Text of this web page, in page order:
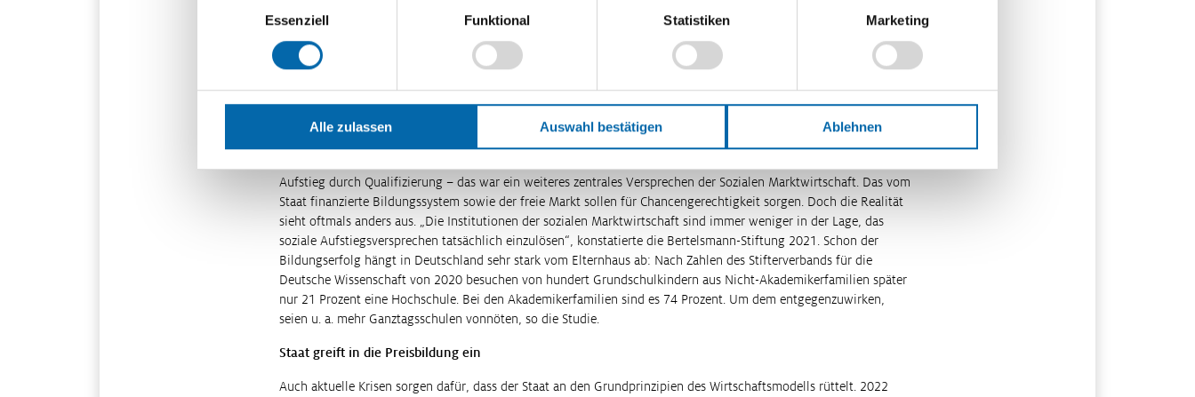
Essenziell
Funktional Statistiken Marketing
Ablehnen
Auswahl bestätigen
Alle zulassen
von Sozialstaat“ sei „respektlos gegenüber der Mehrheit“. Anderen gingen die Reformen nicht weit genug. Frank
Werneke, Vorsitzender der Gewerkschaft Verdi, bezeichnete sie als einen „schlechten Kompromiss zulasten der
Menschen, die Hilfe und positive Begleitung statt Bestrafung brauchen.“ Kritisiert wurde insbesondere die
Streichung einer zunächst vorgesehenen sechsmonatigen Vertrauenszeit, in der es keine Sanktionen für
Pflichtverletzungen hätte geben sollen. Das Bürgergeld soll – so der Plan der Regierung – Arbeitslosen ein
ausreichendes Existenzminimum ermöglichen und dadurch auch mehr Räume für Weiterqualifizierungen öffnen.
Die Teilnahme an Weiterbildungen soll ab Juli 2023 mit Prämienzahlungen belohnt werden.
Aufstieg durch Qualifizierung – das war ein weiteres zentrales Versprechen der Sozialen Marktwirtschaft. Das vom
Staat finanzierte Bildungssystem sowie der freie Markt sollen für Chancengerechtigkeit sorgen. Doch die Realität
sieht oftmals anders aus. „Die Institutionen der sozialen Marktwirtschaft sind immer weniger in der Lage, das
soziale Aufstiegsversprechen tatsächlich einzulösen“, konstatierte die Bertelsmann-Stiftung 2021. Schon der
Bildungserfolg hängt in Deutschland sehr stark vom Elternhaus ab: Nach Zahlen des Stifterverbands für die
Deutsche Wissenschaft von 2020 besuchen von hundert Grundschulkindern aus Nicht-Akademikerfamilien später
nur 21 Prozent eine Hochschule. Bei den Akademikerfamilien sind es 74 Prozent. Um dem entgegenzuwirken,
seien u. a. mehr Ganztagsschulen vonnöten, so die Studie.
Staat greift in die Preisbildung ein
Auch aktuelle Krisen sorgen dafür, dass der Staat an den Grundprinzipien des Wirtschaftsmodells rüttelt. 2022